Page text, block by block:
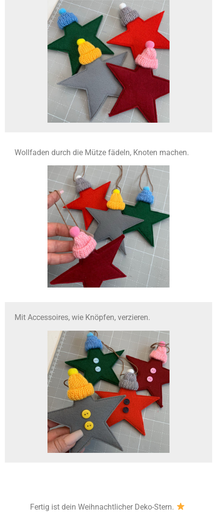
Wollfaden durch die Mütze fädeln, Knoten machen.
Mit Accessoires, wie Knöpfen, verzieren.
Fertig ist dein Weihnachtlicher Deko-Stern.